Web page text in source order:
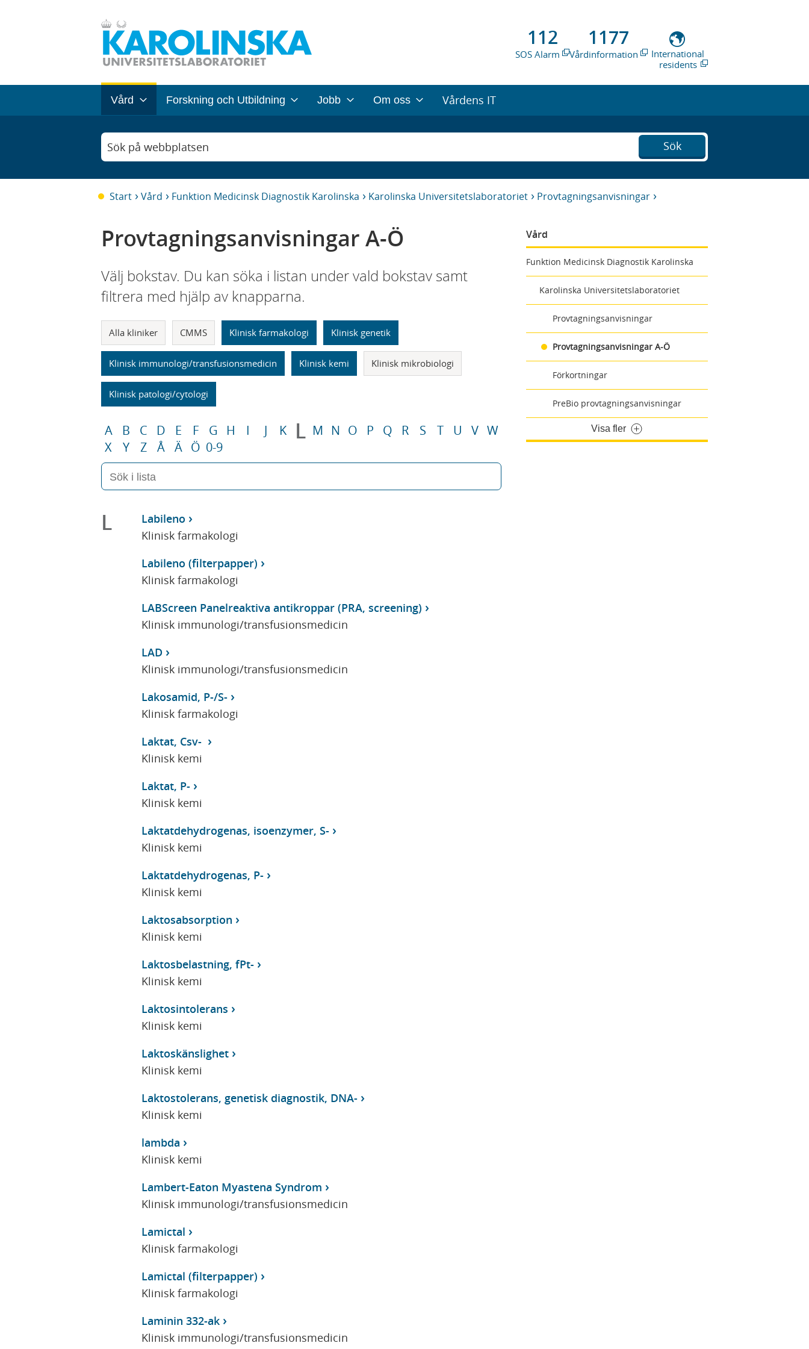
112
SOS Alarm
1177
Vårdinformation
International
residents
Vård Forskning och Utbildning Jobb Om oss Vårdens IT
Sök på webbplatsen Sök
Start Vård Funktion Medicinsk Diagnostik Karolinska Karolinska Universitetslaboratoriet Provtagningsanvisningar
Vård
Funktion Medicinsk Diagnostik Karolinska
Karolinska Universitetslaboratoriet
Provtagningsanvisningar
Provtagningsanvisningar A-Ö
Förkortningar
PreBio provtagningsanvisningar
Visa fler
Provtagningsanvisningar A-Ö
Välj bokstav. Du kan söka i listan under vald bokstav samt
filtrera med hjälp av knapparna.
Alla kliniker CMMS Klinisk farmakologi Klinisk genetik
Klinisk immunologi/transfusionsmedicin Klinisk kemi Klinisk mikrobiologi
Klinisk patologi/cytologi
A B C D E F G H I J K L M N O P Q R S T U V W
X
Y Z Å Ä Ö 0-9
L
Labileno
Klinisk farmakologi
Labileno (filterpapper)
Klinisk farmakologi
LABScreen Panelreaktiva antikroppar (PRA, screening)
Klinisk immunologi/transfusionsmedicin
LAD
Klinisk immunologi/transfusionsmedicin
Lakosamid, P-/S-
Klinisk farmakologi
Laktat, Csv-
Klinisk kemi
Laktat, P-
Klinisk kemi
Laktatdehydrogenas, isoenzymer, S-
Klinisk kemi
Laktatdehydrogenas, P-
Klinisk kemi
Laktosabsorption
Klinisk kemi
Laktosbelastning, fPt-
Klinisk kemi
Laktosintolerans
Klinisk kemi
Laktoskänslighet
Klinisk kemi
Laktostolerans, genetisk diagnostik, DNA-
Klinisk kemi
lambda
Klinisk kemi
Lambert-Eaton Myastena Syndrom
Klinisk immunologi/transfusionsmedicin
Lamictal
Klinisk farmakologi
Lamictal (filterpapper)
Klinisk farmakologi
Laminin 332-ak
Klinisk immunologi/transfusionsmedicin